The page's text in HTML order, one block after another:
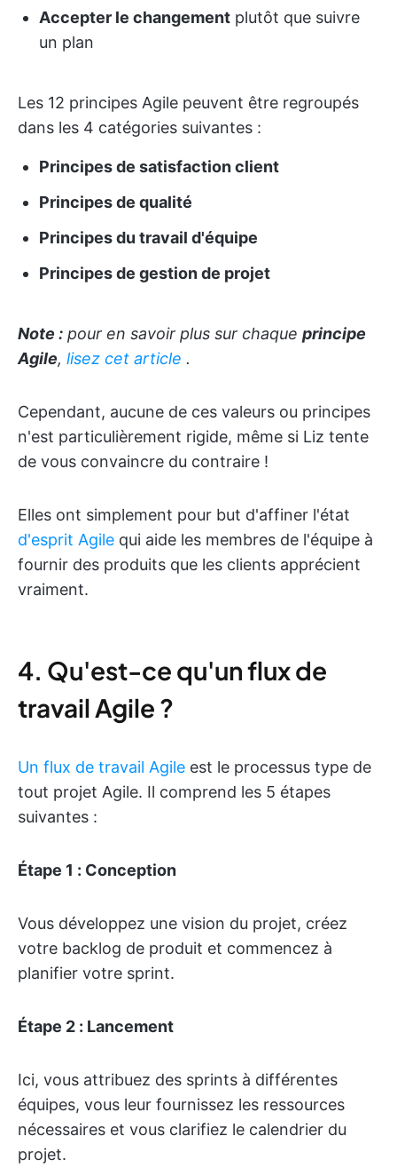
Accepter le changement plutôt que suivre
un plan
Les 12 principes Agile peuvent être regroupés
dans les 4 catégories suivantes :
Principes de satisfaction client
Principes de qualité
Principes du travail d'équipe
Principes de gestion de projet
Note : pour en savoir plus sur chaque principe
Agile, lisez cet article .
Cependant, aucune de ces valeurs ou principes
n'est particulièrement rigide, même si Liz tente
de vous convaincre du contraire !
Elles ont simplement pour but d'affiner l'état
d'esprit Agile qui aide les membres de l'équipe à
fournir des produits que les clients apprécient
vraiment.
4. Qu'est-ce qu'un flux de
travail Agile ?
Un flux de travail Agile est le processus type de
tout projet Agile. Il comprend les 5 étapes
suivantes :
Étape 1 : Conception
Vous développez une vision du projet, créez
votre backlog de produit et commencez à
planifier votre sprint.
Étape 2 : Lancement
Ici, vous attribuez des sprints à différentes
équipes, vous leur fournissez les ressources
nécessaires et vous clarifiez le calendrier du
projet.